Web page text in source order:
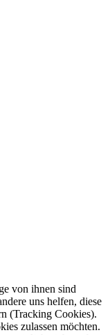
von ihnen sind
uns helfen, diese
(Tracking Cookies).
zulassen möchten.